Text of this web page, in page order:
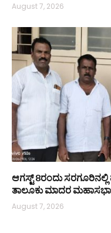
August 7, 2026
ಆಗಸ್ಟ್ 8ರಂದು
ತಾಲೂಕು ಮಾದರ ಮಹಾಸಭಾ
August 7, 2026